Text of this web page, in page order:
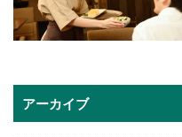
アーカイブ